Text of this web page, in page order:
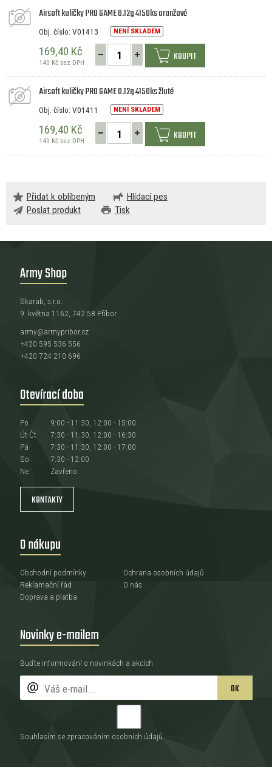
Airsoft kuličky PRO GAME 0.12g 4150ks oranžové
Obj. číslo: V01413 NENÍ SKLADEM
169,40 Kč
140 Kč bez DPH KOUPIT
Airsoft kuličky PRO GAME 0.12g 4150ks žluté
Obj. číslo: V01411 NENÍ SKLADEM
169,40 Kč
140 Kč bez DPH KOUPIT
Přidat k oblíbeným
Hlídací pes
Poslat produkt
Tisk
Army Shop
Skarab, s.r.o.
9. května 1162, 742 58 Příbor
army@armypribor.cz
+420 595 536 556
+420 724 210 696
Otevírací doba
Po
9:00 - 11:30, 12:00 - 15:00
Út-Čt
7:30 - 11:30, 12:00 - 16:30
Pá
7:30 - 11:30, 12:00 - 17:00
So
7:30 - 12:00
Ne
Zavřeno
KONTAKTY
O nákupu
Obchodní podmínky
Reklamační řád
Doprava a platba
Ochrana osobních údajů
O nás
Novinky e-mailem
Buďte informování o novinkách a akcích
OK
Souhlasím se zpracováním osobních údajů.